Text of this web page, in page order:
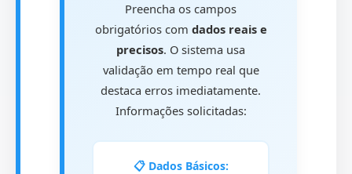
Preencha os campos
obrigatórios com dados reais e
precisos. O sistema usa
validação em tempo real que
destaca erros imediatamente.
Informações solicitadas:
📋 Dados Básicos: